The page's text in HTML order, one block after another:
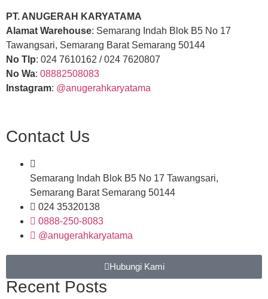
PT. ANUGERAH KARYATAMA
Alamat Warehouse: Semarang Indah Blok B5 No 17
Tawangsari, Semarang Barat Semarang 50144
No Tlp: 024 7610162 / 024 7620807
No Wa: 08882508083
Instagram: @anugerahkaryatama
Contact Us
Semarang Indah Blok B5 No 17 Tawangsari,
Semarang Barat Semarang 50144
024 35320138
0888-250-8083
@anugerahkaryatama
Hubungi Kami
Recent Posts